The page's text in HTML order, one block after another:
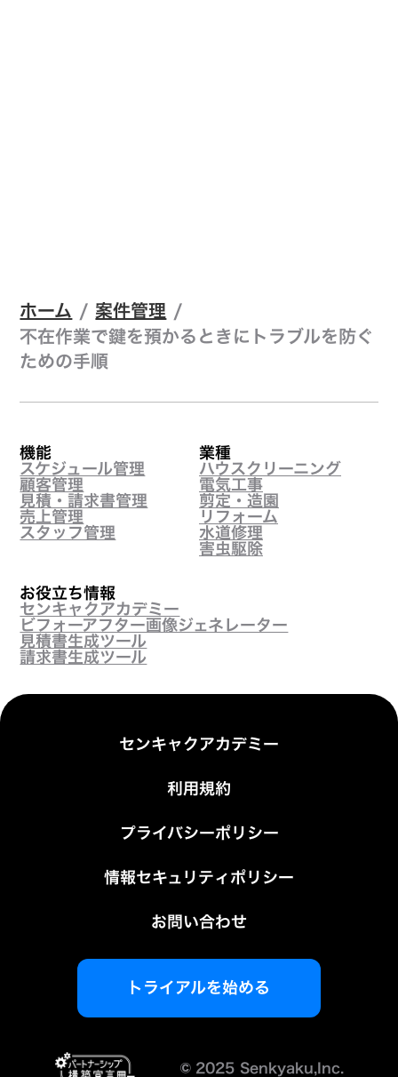
ホーム / 案件管理 /
不在作業で鍵を預かるときにトラブルを防ぐ
ための手順
機能
スケジュール管理
顧客管理
見積・請求書管理
売上管理
スタッフ管理
業種
ハウスクリーニング
電気工事
剪定・造園
リフォーム
水道修理
害虫駆除
お役立ち情報
センキャクアカデミー
ビフォーアフター画像ジェネレーター
見積書生成ツール
請求書生成ツール
センキャクアカデミー
利用規約
プライバシーポリシー
情報セキュリティポリシー
お問い合わせ
トライアルを始める
©︎ 2025 Senkyaku,Inc.